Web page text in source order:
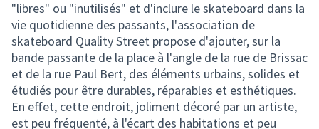
"libres" ou "inutilisés" et d'inclure le skateboard dans la
vie quotidienne des passants, l'association de
skateboard Quality Street propose d'ajouter, sur la
bande passante de la place à l'angle de la rue de Brissac
et de la rue Paul Bert, des éléments urbains, solides et
étudiés pour être durables, réparables et esthétiques.
En effet, cette endroit, joliment décoré par un artiste,
est peu fréquenté, à l'écart des habitations et peu